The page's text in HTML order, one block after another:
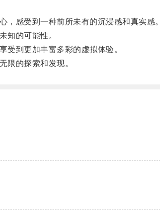
感受到一种前所未有的沉浸感和真实感。
的可能性。
到更加丰富多彩的虚拟体验。
的探索和发现。